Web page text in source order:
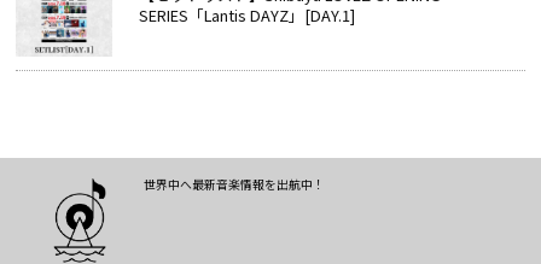
SERIES「Lantis DAYZ」[DAY.1]
世界中へ最新音楽情報を出航中！